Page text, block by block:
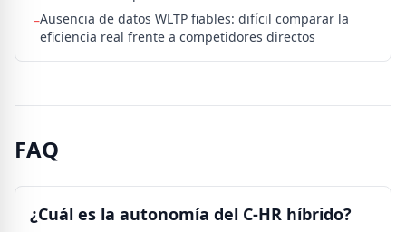
–Ausencia de datos WLTP fiables: difícil comparar la
eficiencia real frente a competidores directos
FAQ
¿Cuál es la autonomía del C-HR híbrido?